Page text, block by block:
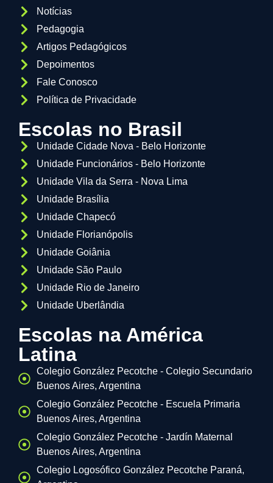
Notícias
Pedagogia
Artigos Pedagógicos
Depoimentos
Fale Conosco
Política de Privacidade
Escolas no Brasil
Unidade Cidade Nova - Belo Horizonte
Unidade Funcionários - Belo Horizonte
Unidade Vila da Serra - Nova Lima
Unidade Brasília
Unidade Chapecó
Unidade Florianópolis
Unidade Goiânia
Unidade São Paulo
Unidade Rio de Janeiro
Unidade Uberlândia
Escolas na América
Latina
Colegio González Pecotche - Colegio Secundario
Buenos Aires, Argentina
Colegio González Pecotche - Escuela Primaria
Buenos Aires, Argentina
Colegio González Pecotche - Jardín Maternal
Buenos Aires, Argentina
Colegio Logosófico González Pecotche Paraná,